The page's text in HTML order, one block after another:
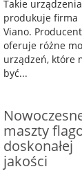
Takie urządzenia
produkuje firma
Viano. Producent
oferuje różne
urządzeń, które
być...
maszty
doskonałej
jakości